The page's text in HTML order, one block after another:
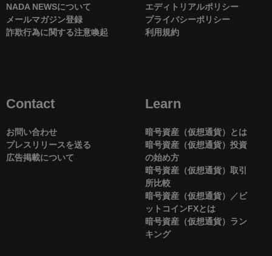
NADA NEWSについて
メールマガジン登録
詐欺行為に関する注意喚起
エディトリアルポリシー
プライバシーポリシー
利用規約
Contact
お問い合わせ
プレスリリースを送る
広告掲載について
Learn
暗号資産（仮想通貨）とは
暗号資産（仮想通貨）投資
の始め方
暗号資産（仮想通貨）取引
所比較
暗号資産（仮想通貨）／ビ
ットコインFXとは
暗号資産（仮想通貨）ラン
キング